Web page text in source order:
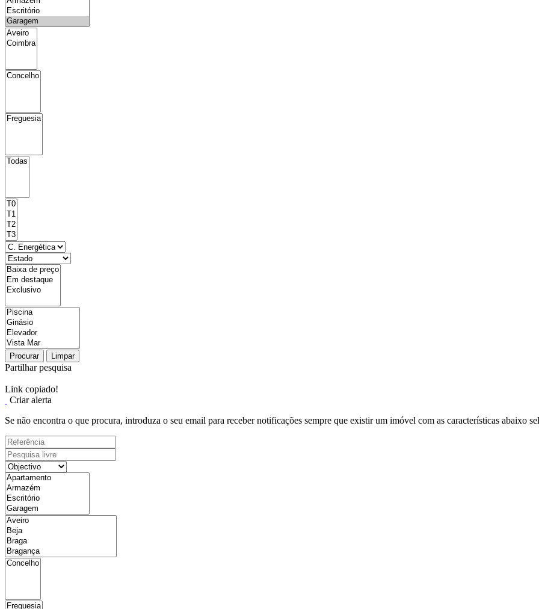
Procurar Limpar
Partilhar pesquisa
Link copiado!
Criar alerta
Se não encontra o que procura, introduza o seu email para receber notificações sempre que existir um imóvel com as características abaixo